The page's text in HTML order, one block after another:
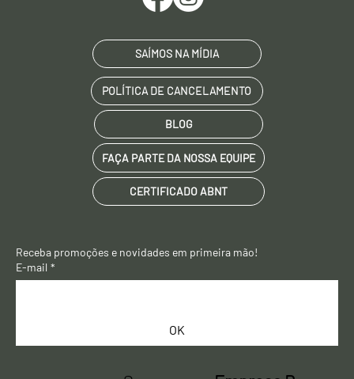
SAÍMOS NA MÍDIA
POLÍTICA DE CANCELAMENTO
BLOG
FAÇA PARTE DA NOSSA EQUIPE
Receba promoções e novidades em primeira mão!